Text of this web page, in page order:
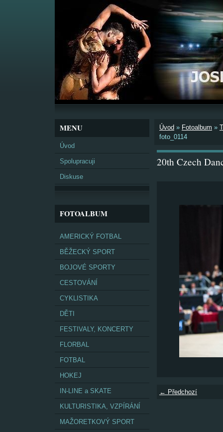
MENU
Úvod
Spolupracuji
Diskuse
FOTOALBUM
AMERICKÝ FOTBAL
BĚŽECKÝ SPORT
BOJOVÉ SPORTY
CESTOVÁNÍ
CYKLISTIKA
DĚTI
FESTIVALY, KONCERTY
FLORBAL
FOTBAL
HOKEJ
IN-LINE a SKATE
KULTURISTIKA, VZPÍRÁNÍ
MAŽORETKOVÝ SPORT
Úvod » Fotoalbum »
foto_0114
20th Czech
← Předchozí